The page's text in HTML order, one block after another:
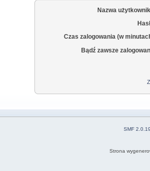
Nazwa
Czas zalogowania (w
Bądź zawsze
SMF
Strona